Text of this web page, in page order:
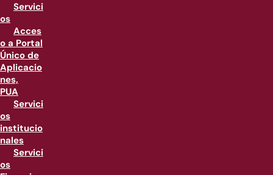
Servici
os
Acces
o a Portal
Único de
Aplicacio
nes,
PUA
Servici
os
institucio
nales
Servici
os